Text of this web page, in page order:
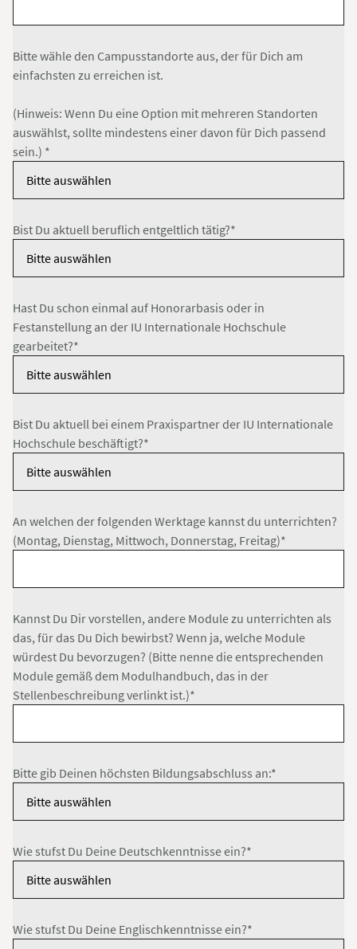
Bitte wähle den Campusstandorte aus, der für Dich am
einfachsten zu erreichen ist.
(Hinweis: Wenn Du eine Option mit mehreren Standorten
auswählst, sollte mindestens einer davon für Dich passend
sein.) *
Bist Du aktuell beruflich entgeltlich tätig?*
Hast Du schon einmal auf Honorarbasis oder in
Festanstellung an der IU Internationale Hochschule
gearbeitet?*
Bist Du aktuell bei einem Praxispartner der IU Internationale
Hochschule beschäftigt?*
An welchen der folgenden Werktage kannst du unterrichten?
(Montag, Dienstag, Mittwoch, Donnerstag, Freitag)*
Kannst Du Dir vorstellen, andere Module zu unterrichten als
das, für das Du Dich bewirbst? Wenn ja, welche Module
würdest Du bevorzugen? (Bitte nenne die entsprechenden
Module gemäß dem Modulhandbuch, das in der
Stellenbeschreibung verlinkt ist.)*
Bitte gib Deinen höchsten Bildungsabschluss an:*
Wie stufst Du Deine Deutschkenntnisse ein?*
Wie stufst Du Deine Englischkenntnisse ein?*